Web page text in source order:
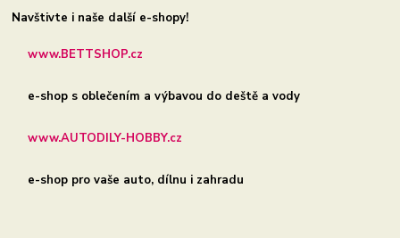
Navštivte i naše další e-shopy!
www.BETTSHOP.cz
e-shop s oblečením a výbavou do deště a vody
www.AUTODILY-HOBBY.cz
e-shop pro vaše auto, dílnu i zahradu